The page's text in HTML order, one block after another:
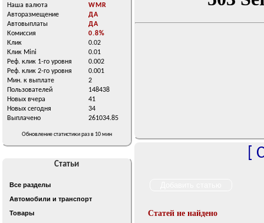
Наша валюта
WMR
Авторазмещение
ДА
Автовыплаты
ДА
Комиссия
0.8%
Клик
0.02
Клик Mini
0.01
Реф. клик 1-го уровня
0.002
Реф. клик 2-го уровня
0.001
Мин. к выплате
2
Пользователей
148438
Новых вчера
41
Новых сегодня
34
Выплачено
261034.85
Обновление статистики раз в 10 мин
Статьи
Все разделы
Автомобили и транспорт
Товары
Статей не найдено